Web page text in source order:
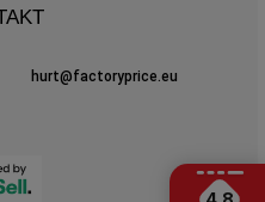
hurt@factoryprice.eu